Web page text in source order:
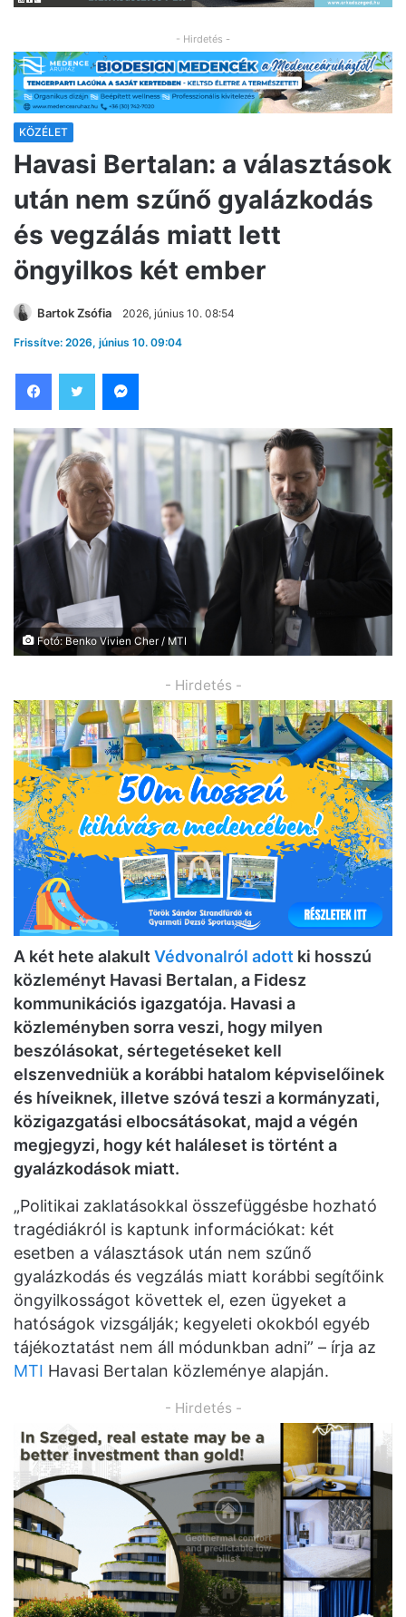
- Hirdetés -
KÖZÉLET
Havasi Bertalan: a választások
után nem szűnő gyalázkodás
és vegzálás miatt lett
öngyilkos két ember
Bartok Zsófia 2026, június 10. 08:54
Frissítve: 2026, június 10. 09:04
Fotó: Benko Vivien Cher / MTI
- Hirdetés -
A két hete alakult Védvonalról adott ki hosszú
közleményt Havasi Bertalan, a Fidesz
kommunikációs igazgatója. Havasi a
közleményben sorra veszi, hogy milyen
beszólásokat, sértegetéseket kell
elszenvedniük a korábbi hatalom képviselőinek
és híveiknek, illetve szóvá teszi a kormányzati,
közigazgatási elbocsátásokat, majd a végén
megjegyzi, hogy két haláleset is történt a
gyalázkodások miatt.
„Politikai zaklatásokkal összefüggésbe hozható
tragédiákról is kaptunk információkat: két
esetben a választások után nem szűnő
gyalázkodás és vegzálás miatt korábbi segítőink
öngyilkosságot követtek el, ezen ügyeket a
hatóságok vizsgálják; kegyeleti okokból egyéb
tájékoztatást nem áll módunkban adni” – írja az
MTI Havasi Bertalan közleménye alapján.
- Hirdetés -